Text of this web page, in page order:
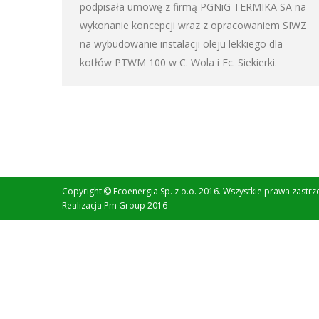
podpisała umowę z firmą PGNiG TERMIKA SA na
wykonanie koncepcji wraz z opracowaniem SIWZ
na wybudowanie instalacji oleju lekkiego dla
kotłów PTWM 100 w C. Wola i Ec. Siekierki.
Copyright
Ecoenergia Sp. z o.o. 2016. Wszystkie prawa
Realizacja Pm Group 2016